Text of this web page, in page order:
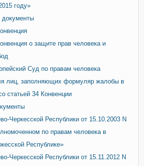
году»
о защите прав человека и
Суд по правам человека
лиц, заполняющих формуляр жалобы в
статьей 34 Конвенции
Черкесской Республики от 15.10.2003 N
по правам человека в
Республике»
Черкесской Республики от 15.11.2012 N